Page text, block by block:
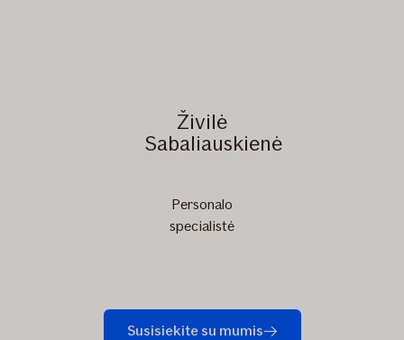
Živilė
Sabaliauskienė
Personalo
specialistė
Susisiekite su mumis